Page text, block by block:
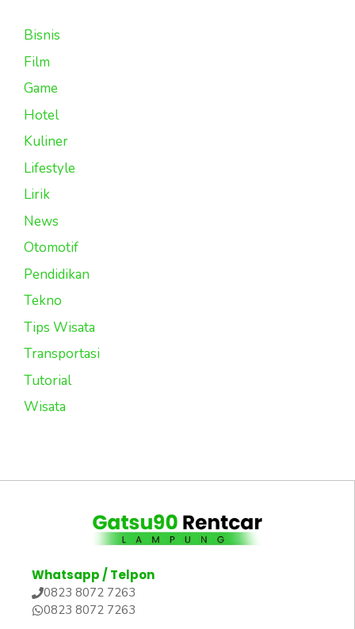
Bisnis
Film
Game
Hotel
Kuliner
Lifestyle
Lirik
News
Otomotif
Pendidikan
Tekno
Tips Wisata
Transportasi
Tutorial
Wisata
Whatsapp / Telpon
0823 8072 7263
0823 8072 7263